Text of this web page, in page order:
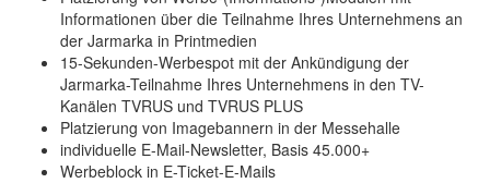
Informationen über die Teilnahme Ihres Unternehmens an
der Jarmarka in Printmedien
15-Sekunden-Werbespot mit der Ankündigung der
Jarmarka-Teilnahme Ihres Unternehmens in den TV-
Kanälen TVRUS und TVRUS PLUS
Platzierung von Imagebannern in der Messehalle
individuelle E-Mail-Newsletter, Basis 45.000+
Werbeblock in E-Ticket-E-Mails